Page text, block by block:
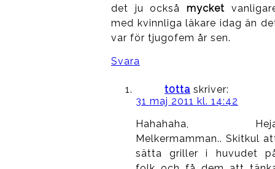
det ju ocksåmycket
med kvinnliga läkare idag än
var för tjugofem år sen.
Svara
t0tta skriver:
31 maj 2011 kl. 14:42
Hahahaha,
Melkermamman.. Skitkul
sätta griller i huvudet